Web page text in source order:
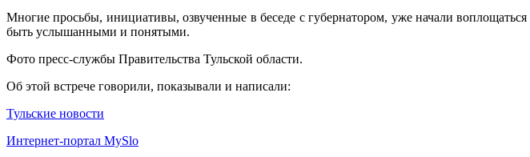
Многие просьбы, инициативы, озвученные в беседе с губернатором, уже начали
быть услышанными и понятыми.
Фото пресс-службы Правительства Тульской области.
Об этой встрече говорили, показывали и написали:
Тульские новости
Интернет-портал MySlo